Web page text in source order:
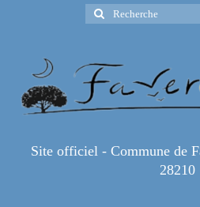
Rechercher
:
Site officiel - Commune de
28210